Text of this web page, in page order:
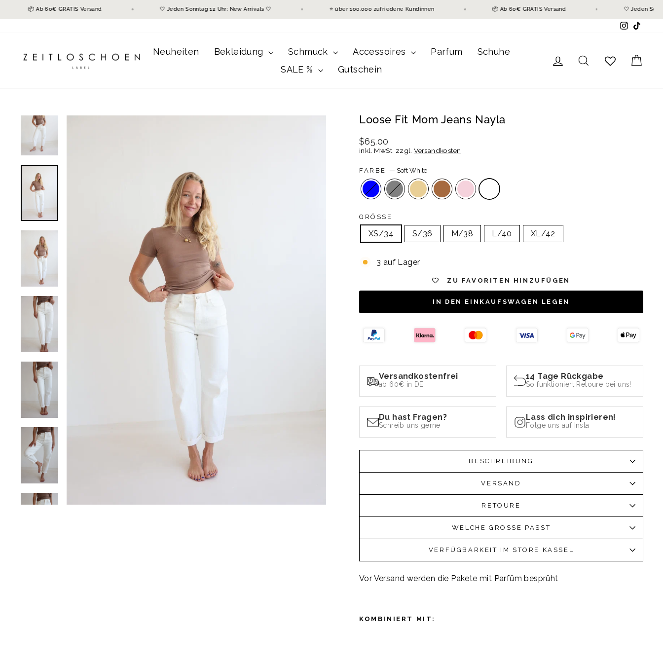
📦 Ab 60€ GRATIS Versand 🤍 Jeden Sonntag 12 Uhr: New Arrivals 🤍 ⭐ über 100.000 zufriedene Kundinnen 📦 Ab 60€ GRATIS Versand 🤍
Instagram
Neuheiten Bekleidung Schmuck Accessoires Parfum
Schuhe
SALE %
Gutschein
Einloggen
Suche
Loose Fit Mom Jeans Nayla
Normaler
Preis
$65.00
inkl. MwSt. zzgl.Versandkosten
FARBE — Soft White
GRÖSSE
XS/34 S/36 M/38 L/40 XL/42
3 auf Lager
ZU FAVORITEN HINZUFÜGEN
IN DEN EINKAUFSWAGEN LEGEN
Versandkostenfrei
ab 60€ in DE
14 Tage Rückgabe
So funktioniert Retoure bei uns!
Du hast Fragen?
Schreib uns gerne
Lass dich inspirieren!
Folge uns auf Insta
BESCHREIBUNG
VERSAND
RETOURE
WELCHE GRÖSSE PASST
VERFÜGBARKEIT IM STORE KASSEL
Vor Versand werden die Pakete mit Parfüm besprüht
KOMBINIERT MIT: